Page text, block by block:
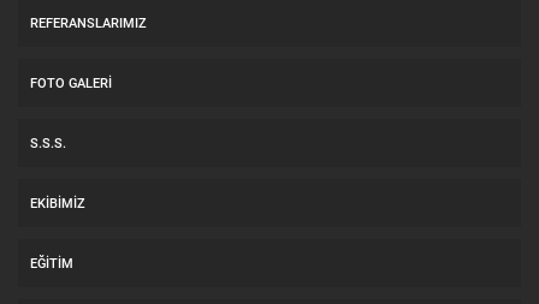
REFERANSLARIMIZ
FOTO GALERI
S.S.S.
EKIBIMIZ
EĞITIM